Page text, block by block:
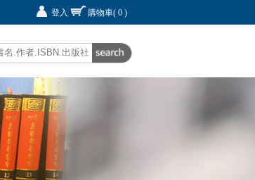
登入 購物車( 0 )